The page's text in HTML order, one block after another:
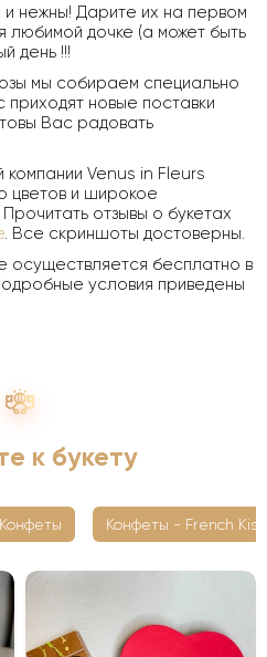
нежны! Дарите их на первом
любимой дочке (а может быть
день !!!
мы собираем специально
новые поставки
Вас радовать
Venus in Fleurs
цветов и широкое
отзывы о букетах
. Все скриншоты достоверны.
осуществляется бесплатно в
условия приведены
к букету
Конфеты Конфеты - French Kiss